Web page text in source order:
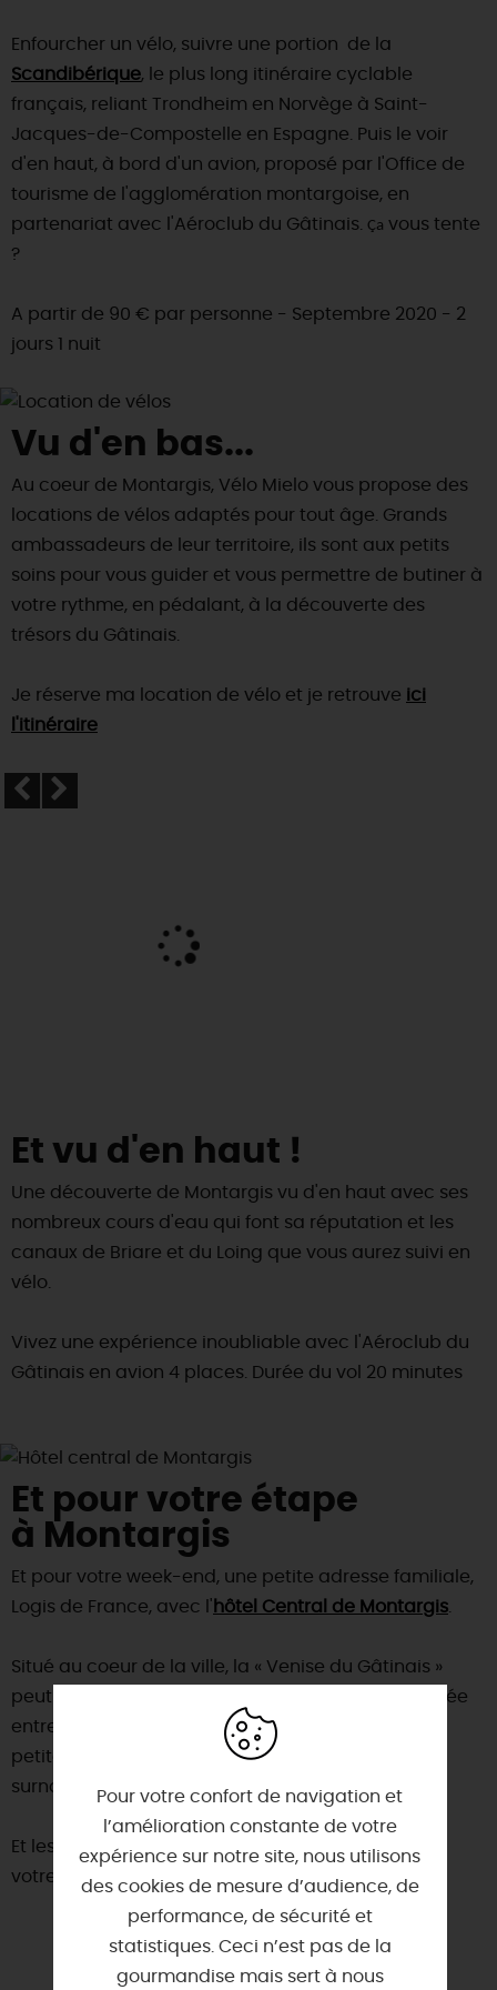
TOUTES LES ACTIVITÉS
Vins etvignobles
Chic,
une aire de pique-nique
Par ici les guinguettes
Que rapporter du Loiret ?
La Route desMétiers d'Art
TOUT L'ART DE VIVRE
(re)Découvrir les coulisses de la Faïencerie de
Gien !
Expérimenterles parcours Baludik🕵️
Rendez-vous de la nature en 2026
Programme des animations "Loiret au fil de l'eau"
AUJOURD'HUI
DEMAIN
CETTE SEMAINE
INFOS & SERVICES
RÉSERVER MAINTENANT
Enfourcher un vélo, suivre une portion de la
Scandibérique, le plus long itinéraire cyclable
français, reliant Trondheim en Norvège à Saint-
Jacques-de-Compostelle en Espagne. Puis le voir
d'en haut, à bord d'un avion, proposé par l'Office de
tourisme de l'agglomération montargoise, en
partenariat avec l'Aéroclub du Gâtinais. Ça vous tente
?
A partir de 90 € par personne - Septembre 2020 - 2
jours 1 nuit
Vu d'en bas...
Au coeur de Montargis, Vélo Mielo vous propose des
locations de vélos adaptés pour tout âge. Grands
ambassadeurs de leur territoire, ils sont aux petits
soins pour vous guider et vous permettre de butiner à
votre rythme, en pédalant, à la découverte des
trésors du Gâtinais.
Je réserve ma location de vélo et je retrouve
ici
l'itinéraire
Et vu d'en haut !
Une découverte de Montargis vu d'en haut avec ses
nombreux cours d'eau qui font sa réputation et les
canaux de Briare et du Loing que vous aurez suivi en
vélo.
Vivez une expérience inoubliable avec l'Aéroclub du
Gâtinais en avion 4 places. Durée du vol 20 minutes
Et pour votre étape
à Montargis
Et pour votre week-end, une petite adresse familiale,
Logis de France, avec l' hôtel Central de Montargis
Situé au coeur de la ville, la « Venise du Gâtinais »
peut être fière de ses 131 ponts et passerelles ! Lovée
entre le canal de Briare et le Vernisson, cette jolie
petite ville de la Vallée du Loing mérite bien son
surnom, un des « plus beaux détours de France ».
Et les bonnes tables bien sûr, clé de la réussite de
votre séjour, avec
notre sélection ici
Pour votre confort de navigation et
l’amélioration constante de votre
expérience sur notre site, nous utilisons
des cookies de mesure d’audience, de
performance, de sécurité et
statistiques. Ceci n’est pas de la
gourmandise mais sert à nous